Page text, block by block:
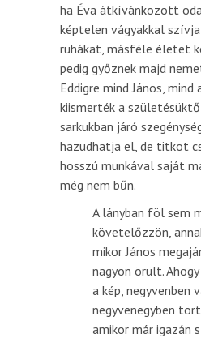
ha Éva átkívánkozott
képtelen vágyakkal
ruhákat, másféle életet
pedig győznek majd
Eddigre mind János, mind
kiismerték a
sarkukban járó
hazudhatja el, de titkot
hosszú munkával saját
még nem bűn.
A lányban föl sem
követelőzzön,
mikor János
nagyon örült.
a kép, negyvenben
negyvenegyben
amikor már igazán